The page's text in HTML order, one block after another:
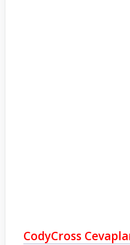
CodyCross